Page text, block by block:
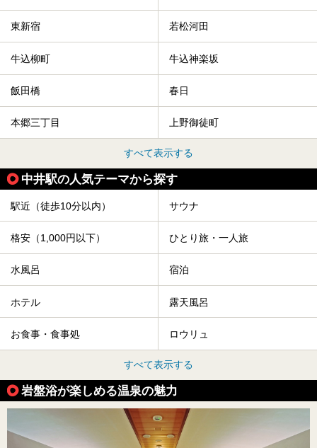
東新宿 若松河田
牛込柳町 牛込神楽坂
飯田橋 春日
本郷三丁目 上野御徒町
すべて表示する
中井駅の人気テーマから探す
駅近（徒歩10分以内） サウナ
格安（1,000円以下） ひとり旅・一人旅
水風呂 宿泊
ホテル 露天風呂
お食事・食事処 ロウリュ
すべて表示する
岩盤浴が楽しめる温泉の魅力